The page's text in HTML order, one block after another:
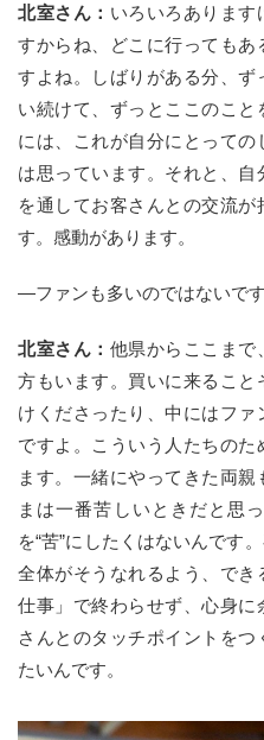
北室さん： いろいろあります
すからね、どこに行っても
すよね。しばりがある分、ず
い続けて、ずっとここのこ
には、これが自分にとっての
は思っています。それと、自
を通してお客さんとの交流
す。感動があります。
—ファンも多いのではないです
北室さん： 他県からここまで
方もいます。買いに来るこ
けくださったり、中にはフ
ですよ。こういう人たちの
ます。一緒にやってきた両
まは一番苦しいときだと思
を“苦”にしたくはないんです
全体がそうなれるよう、でき
仕事」で終わらせず、心身
さんとのタッチポイントを
たいんです。